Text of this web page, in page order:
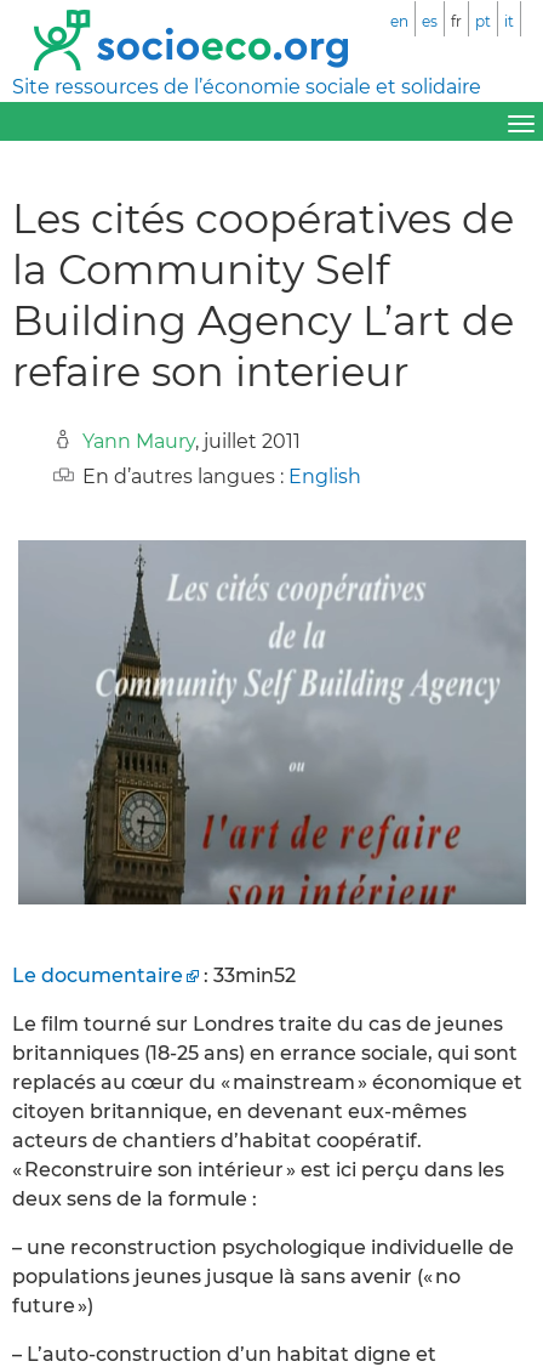
Site ressources de l’économie sociale et solidaire
en es fr pt it
Les cités coopératives de
la Community Self
Building Agency L’art de
refaire son interieur
Yann Maury, juillet 2011
En d’autres langues : English
Le documentaire : 33min52
Le film tourné sur Londres traite du cas de jeunes
britanniques (18-25 ans) en errance sociale, qui sont
replacés au cœur du « mainstream » économique et
citoyen britannique, en devenant eux-mêmes
acteurs de chantiers d’habitat coopératif.
« Reconstruire son intérieur » est ici perçu dans les
deux sens de la formule :
– une reconstruction psychologique individuelle de
populations jeunes jusque là sans avenir (« no
future »)
– L’auto-construction d’un habitat digne et